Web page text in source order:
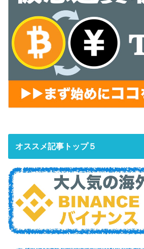
オススメ記事トップ５